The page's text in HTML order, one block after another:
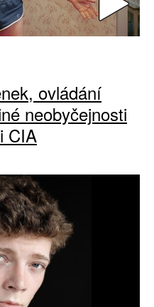
ovládání
neobyčejnosti
CIA